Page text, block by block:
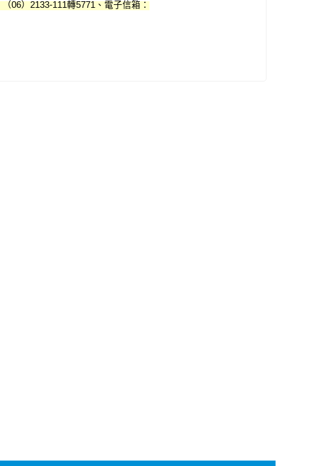
（06）2133-111轉5771、電子信箱：